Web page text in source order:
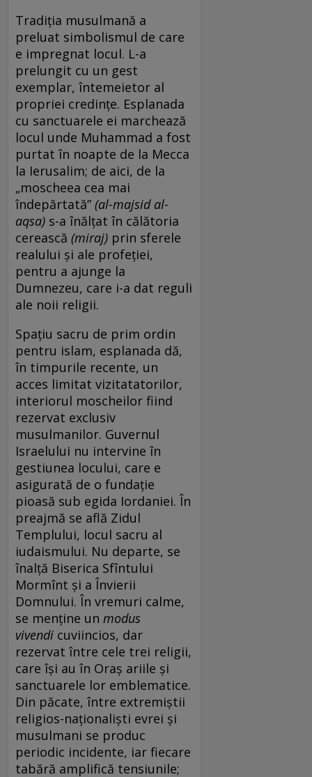
Tradiţia musulmană a
preluat simbolismul de care
e impregnat locul. L-a
prelungit cu un gest
exemplar, întemeietor al
propriei credinţe. Esplanada
cu sanctuarele ei marchează
locul unde Muhammad a fost
purtat în noapte de la Mecca
la Ierusalim; de aici, de la
„moscheea cea mai
îndepărtată” (al-majsid al-
aqsa) s-a înălţat în călătoria
cerească (miraj) prin sferele
realului şi ale profeţiei,
pentru a ajunge la
Dumnezeu, care i-a dat reguli
ale noii religii.
Spaţiu sacru de prim ordin
pentru islam, esplanada dă,
în timpurile recente, un
acces limitat vizitatatorilor,
interiorul moscheilor fiind
rezervat exclusiv
musulmanilor. Guvernul
Israelului nu intervine în
gestiunea locului, care e
asigurată de o fundaţie
pioasă sub egida Iordaniei. În
preajmă se află Zidul
Templului, locul sacru al
iudaismului. Nu departe, se
înalţă Biserica Sfîntului
Mormînt şi a Învierii
Domnului. În vremuri calme,
se menţine un modus
vivendi cuviincios, dar
rezervat între cele trei religii,
care îşi au în Oraş ariile şi
sanctuarele lor emblematice.
Din păcate, între extremiştii
religios-naţionalişti evrei şi
musulmani se produc
periodic incidente, iar fiecare
tabără amplifică tensiunile;